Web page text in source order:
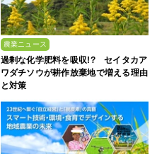
農業ニュース
過剰な化学肥料を吸収!? セイタカア
ワダチソウが耕作放棄地で増える理由
と対策